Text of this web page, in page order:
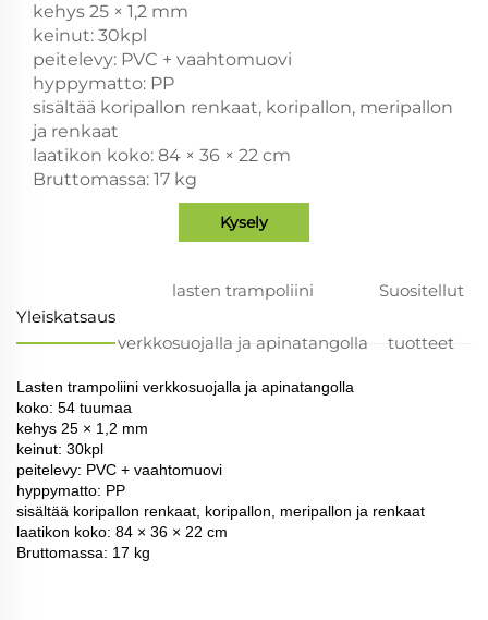
kehys 25 × 1,2 mm
keinut: 30kpl
peitelevy: PVC + vaahtomuovi
hyppymatto: PP
sisältää koripallon renkaat, koripallon, meripallon
ja renkaat
laatikon koko: 84 × 36 × 22 cm
Bruttomassa: 17 kg
Kysely
Yleiskatsaus
lasten trampoliini
verkkosuojalla ja apinatangolla
Suositellut
tuotteet
Lasten trampoliini verkkosuojalla ja apinatangolla
koko: 54 tuumaa
kehys 25 × 1,2 mm
keinut: 30kpl
peitelevy: PVC + vaahtomuovi
hyppymatto: PP
sisältää koripallon renkaat, koripallon, meripallon ja renkaat
laatikon koko: 84 × 36 × 22 cm
Bruttomassa: 17 kg